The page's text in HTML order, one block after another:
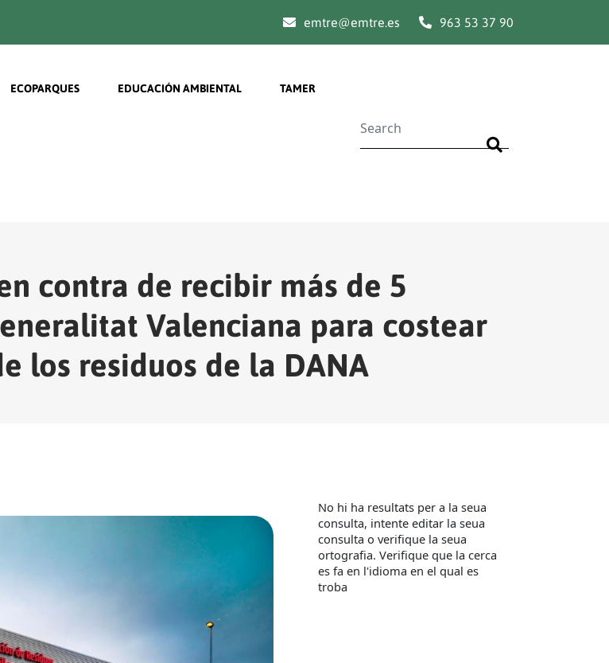
emtre@emtre.es 963 53 37 90
ECOPARQUES EDUCACIÓN AMBIENTAL TAMER
contra de recibir más de 5
Valenciana para costear
los residuos de la DANA
No hi ha resultats per a la seua
consulta, intente editar la seua
consulta o verifique la seua
ortografia. Verifique que la cerca
es fa en l'idioma en el qual es
troba